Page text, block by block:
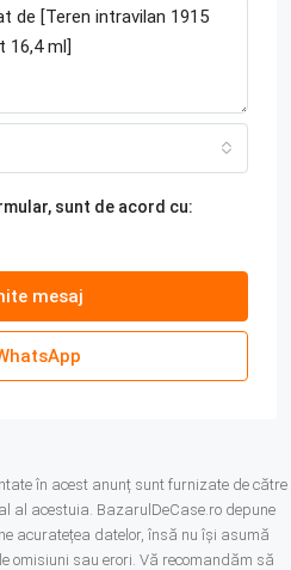
sunt de acord cu:
mesaj
în acest anunț sunt furnizate de către
al acestuia. BazarulDeCase.ro depune
acuratețea datelor, însă nu își asumă
omisiuni sau erori. Vă recomandăm să